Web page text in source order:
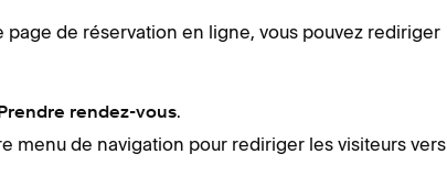
de réservation en ligne, vous pouvez rediriger
Prendre rendez-vous.
menu de navigation pour rediriger les visiteurs vers